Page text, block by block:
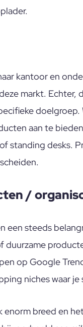
kantoor en
markt. Echter,
doelgroep.
aan te
standing desks.
/
een steeds
duurzame
op Google
niches waar
breed en